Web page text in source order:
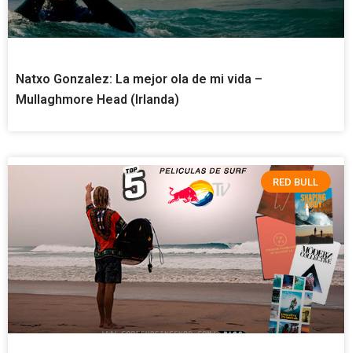
Natxo Gonzalez: La mejor ola de mi vida –
Mullaghmore Head (Irlanda)
RED BULL